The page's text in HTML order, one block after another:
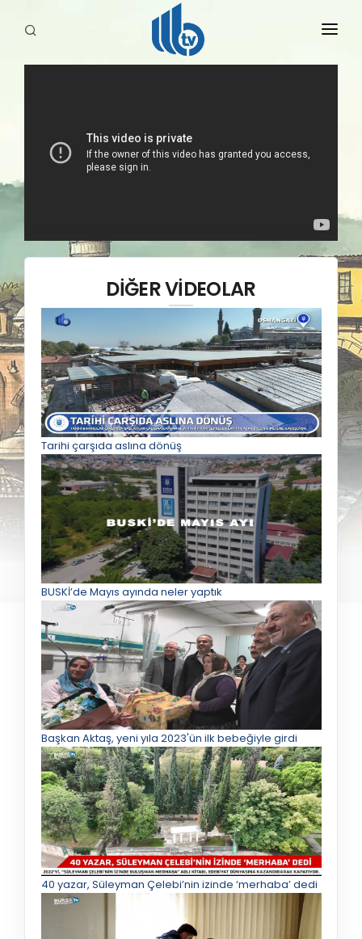
YAYINLARIMIZ
DİĞER VİDEOLAR
Tarihi çarşıda aslına dönüş
BUSKİ’de Mayıs ayında neler yaptık
Başkan Aktaş, yeni yıla 2023'ün ilk bebeğiyle girdi
40 yazar, Süleyman Çelebi’nin izinde ‘merhaba’ dedi